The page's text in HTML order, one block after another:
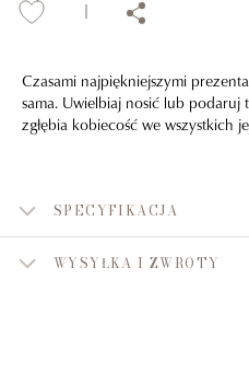
Czasami najpiękniejszymi
sama. Uwielbiaj nosić lub podaruj
zgłębia kobiecość we wszystkich
SPECYFIKACJA
WYSYŁKA I ZWROTY